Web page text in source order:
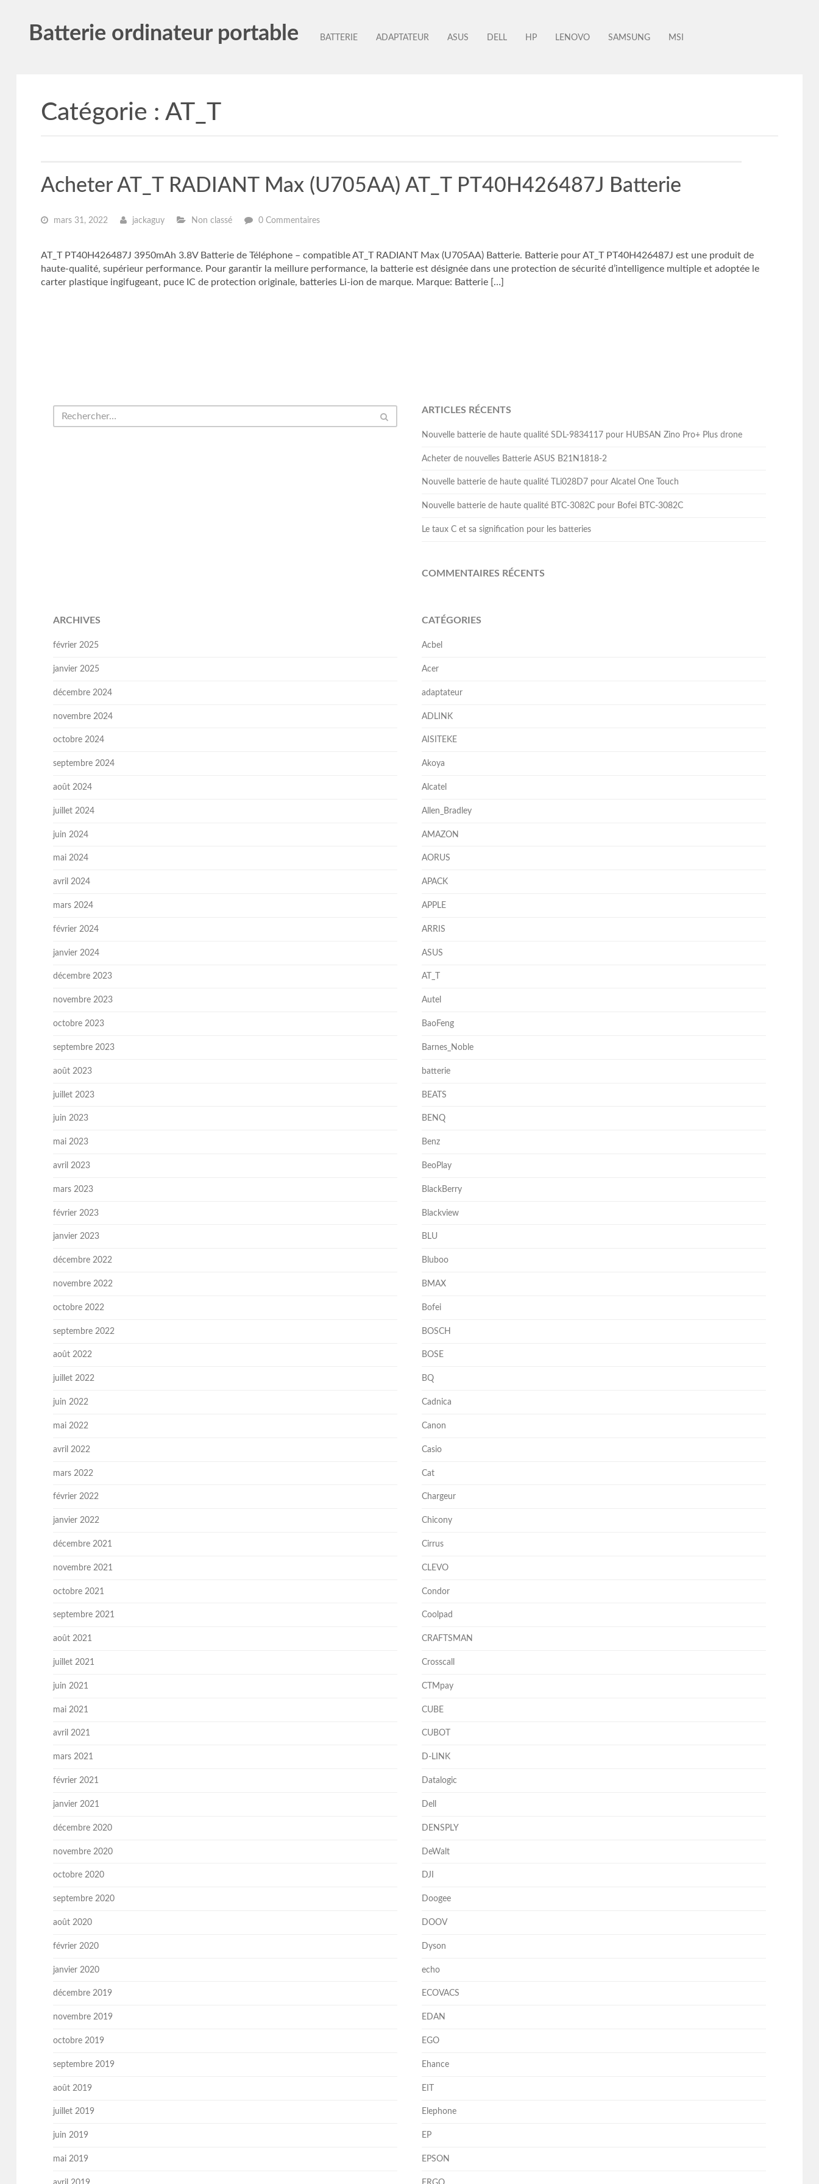
Batterie ordinateur portable BATTERIE ADAPTATEUR ASUS DELL HP LENOVO SAMSUNG MSI
Catégorie : AT_T
Acheter AT_T RADIANT Max (U705AA) AT_T PT40H426487J Batterie
mars 31, 2022 jackaguy Non classé 0 Commentaires
AT_T PT40H426487J 3950mAh 3.8V Batterie de Téléphone – compatible AT_T RADIANT Max (U705AA) Batterie. Batterie pour AT_T PT40H426487J est une produit de
haute-qualité, supérieur performance. Pour garantir la meillure performance, la batterie est désignée dans une protection de sécurité d’intelligence multiple et adoptée le
carter plastique ingifugeant, puce IC de protection originale, batteries Li-ion de marque. Marque: Batterie […]
ARTICLES RÉCENTS
Nouvelle batterie de haute qualité SDL-9834117 pour HUBSAN Zino Pro+ Plus drone
Acheter de nouvelles Batterie ASUS B21N1818-2
Nouvelle batterie de haute qualité TLi028D7 pour Alcatel One Touch
Nouvelle batterie de haute qualité BTC-3082C pour Bofei BTC-3082C
Le taux C et sa signification pour les batteries
COMMENTAIRES RÉCENTS
ARCHIVES
février 2025
janvier 2025
décembre 2024
novembre 2024
octobre 2024
septembre 2024
août 2024
juillet 2024
juin 2024
mai 2024
avril 2024
mars 2024
février 2024
janvier 2024
décembre 2023
novembre 2023
octobre 2023
septembre 2023
août 2023
juillet 2023
juin 2023
mai 2023
avril 2023
mars 2023
février 2023
janvier 2023
décembre 2022
novembre 2022
octobre 2022
septembre 2022
août 2022
juillet 2022
juin 2022
mai 2022
avril 2022
mars 2022
février 2022
janvier 2022
décembre 2021
novembre 2021
octobre 2021
septembre 2021
août 2021
juillet 2021
juin 2021
mai 2021
avril 2021
mars 2021
février 2021
janvier 2021
décembre 2020
novembre 2020
octobre 2020
septembre 2020
août 2020
février 2020
janvier 2020
décembre 2019
novembre 2019
octobre 2019
septembre 2019
août 2019
juillet 2019
juin 2019
mai 2019
CATÉGORIES
Acbel
Acer
adaptateur
ADLINK
AISITEKE
Akoya
Alcatel
Allen_Bradley
AMAZON
AORUS
APACK
APPLE
ARRIS
ASUS
AT_T
Autel
BaoFeng
Barnes_Noble
batterie
BEATS
BENQ
Benz
BeoPlay
BlackBerry
Blackview
BLU
Bluboo
BMAX
Bofei
BOSCH
BOSE
BQ
Cadnica
Canon
Casio
Cat
Chargeur
Chicony
Cirrus
CLEVO
Condor
Coolpad
CRAFTSMAN
Crosscall
CTMpay
CUBE
CUBOT
D-LINK
Datalogic
Dell
DENSPLY
DeWalt
DJI
Doogee
DOOV
Dyson
echo
ECOVACS
EDAN
EGO
Ehance
EIT
Elephone
EP
EPSON